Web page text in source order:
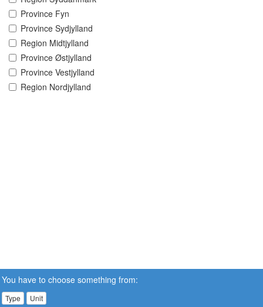
Province Fyn
Province Sydjylland
Region Midtjylland
Province Østjylland
Province Vestjylland
Region Nordjylland
You have to choose something from:
Type Unit